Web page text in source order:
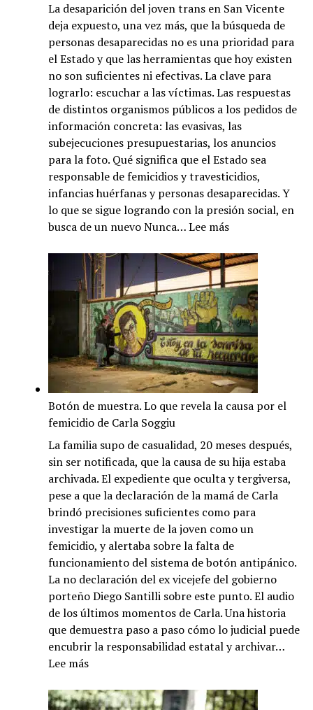
La desaparición del joven trans en San Vicente
deja expuesto, una vez más, que la búsqueda de
personas desaparecidas no es una prioridad para
el Estado y que las herramientas que hoy existen
no son suficientes ni efectivas. La clave para
lograrlo: escuchar a las víctimas. Las respuestas
de distintos organismos públicos a los pedidos de
información concreta: las evasivas, las
subejecuciones presupuestarias, los anuncios
para la foto. Qué significa que el Estado sea
responsable de femicidios y travesticidios,
infancias huérfanas y personas desaparecidas. Y
lo que se sigue logrando con la presión social, en
busca de un nuevo Nunca…Lee más:
Tehuel.
Radiografía
de
la
violencia
patriarcal
Botón de muestra. Lo que revela la causa por el
femicidio de Carla Soggiu
La familia supo de casualidad, 20 meses después,
sin ser notificada, que la causa de su hija estaba
archivada. El expediente que oculta y tergiversa,
pese a que la declaración de la mamá de Carla
brindó precisiones suficientes como para
investigar la muerte de la joven como un
femicidio, y alertaba sobre la falta de
funcionamiento del sistema de botón antipánico.
La no declaración del ex vicejefe del gobierno
porteño Diego Santilli sobre este punto. El audio
de los últimos momentos de Carla. Una historia
que demuestra paso a paso cómo lo judicial puede
encubrir la responsabilidad estatal y archivar…
Lee más:
de